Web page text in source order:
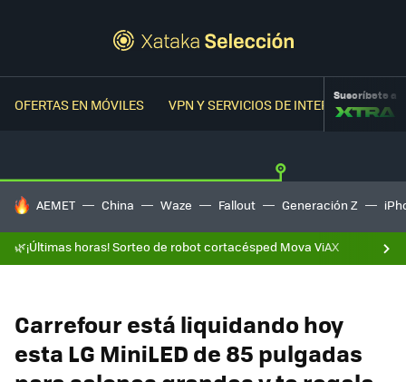
OFERTAS EN MÓVILES VPN Y SERVICIOS DE INTERNETSuscríbete a
HOY SE HABLA DE
AEMET China Waze Fallout Generación Z
🌿¡Últimas horas! Sorteo de robot cortacésped Mova ViAX
Carrefour está liquidando hoy
esta LG MiniLED de 85 pulgadas